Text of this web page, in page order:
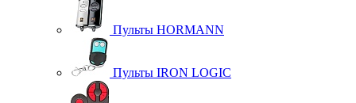
Пульты HORMANN
Пульты IRON LOGIC